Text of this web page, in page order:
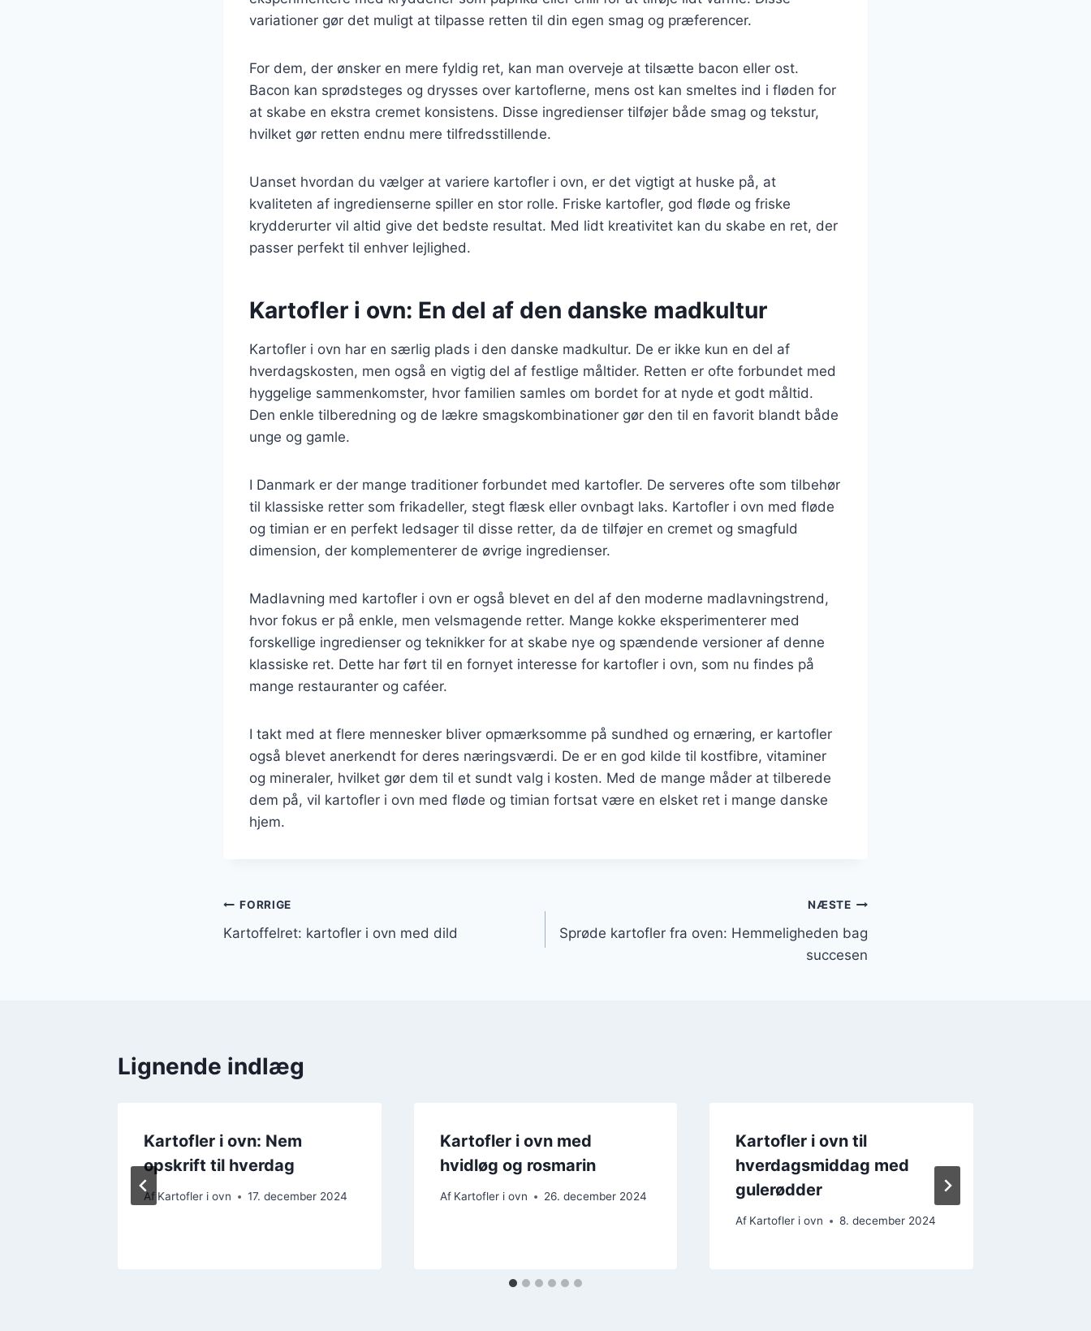
variationer gør det muligt at tilpasse retten til din egen smag og præferencer.
For dem, der ønsker en mere fyldig ret, kan man overveje at tilsætte bacon eller ost.
Bacon kan sprødsteges og drysses over kartoflerne, mens ost kan smeltes ind i fløden for
at skabe en ekstra cremet konsistens. Disse ingredienser tilføjer både smag og tekstur,
hvilket gør retten endnu mere tilfredsstillende.
Uanset hvordan du vælger at variere kartofler i ovn, er det vigtigt at huske på, at
kvaliteten af ingredienserne spiller en stor rolle. Friske kartofler, god fløde og friske
krydderurter vil altid give det bedste resultat. Med lidt kreativitet kan du skabe en ret, der
passer perfekt til enhver lejlighed.
Kartofler i ovn: En del af den danske madkultur
Kartofler i ovn har en særlig plads i den danske madkultur. De er ikke kun en del af
hverdagskosten, men også en vigtig del af festlige måltider. Retten er ofte forbundet med
hyggelige sammenkomster, hvor familien samles om bordet for at nyde et godt måltid.
Den enkle tilberedning og de lækre smagskombinationer gør den til en favorit blandt både
unge og gamle.
I Danmark er der mange traditioner forbundet med kartofler. De serveres ofte som tilbehør
til klassiske retter som frikadeller, stegt flæsk eller ovnbagt laks. Kartofler i ovn med fløde
og timian er en perfekt ledsager til disse retter, da de tilføjer en cremet og smagfuld
dimension, der komplementerer de øvrige ingredienser.
Madlavning med kartofler i ovn er også blevet en del af den moderne madlavningstrend,
hvor fokus er på enkle, men velsmagende retter. Mange kokke eksperimenterer med
forskellige ingredienser og teknikker for at skabe nye og spændende versioner af denne
klassiske ret. Dette har ført til en fornyet interesse for kartofler i ovn, som nu findes på
mange restauranter og caféer.
I takt med at flere mennesker bliver opmærksomme på sundhed og ernæring, er kartofler
også blevet anerkendt for deres næringsværdi. De er en god kilde til kostfibre, vitaminer
og mineraler, hvilket gør dem til et sundt valg i kosten. Med de mange måder at tilberede
dem på, vil kartofler i ovn med fløde og timian fortsat være en elsket ret i mange danske
hjem.
Indlægsnavigation
FORRIGE
Kartoffelret: kartofler i ovn med dild
NÆSTE
Sprøde kartofler fra oven: Hemmeligheden bag
succesen
Lignende indlæg
Kartofler i ovn: Nem
opskrift til hverdag
Af Kartofler i ovn 17. december 2024
Kartofler i ovn med
hvidløg og rosmarin
Af Kartofler i ovn 26. december 2024
Kartofler i ovn til
hverdagsmiddag med
gulerødder
Af Kartofler i ovn 8. december 2024